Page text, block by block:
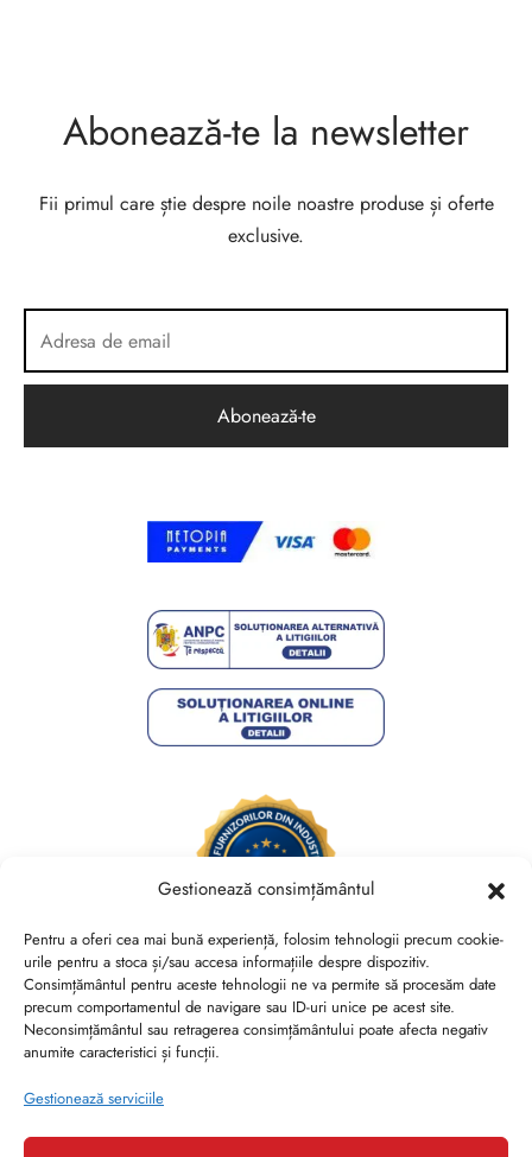
Gestionează consimțământul
Pentru a oferi cea mai bună experiență, folosim tehnologii precum cookie-
urile pentru a stoca și/sau accesa informațiile despre dispozitiv.
Consimțământul pentru aceste tehnologii ne va permite să procesăm date
precum comportamentul de navigare sau ID-uri unice pe acest site.
Neconsimțământul sau retragerea consimțământului poate afecta negativ
anumite caracteristici și funcții.
Gestionează serviciile
Abonează-te la newsletter
Fii primul care știe despre noile noastre produse și oferte
exclusive.
Brides Shoes By Veronesse S.R.L.
RO44730767, J40/13882/2021, Cod CAEN 1520
Str. Nicolae Canea, Nr. 53, Sector 2, Bucuresti